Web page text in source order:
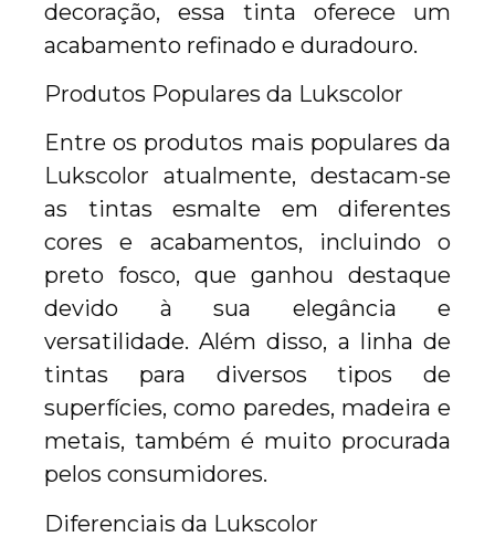
decoração, essa tinta oferece um
acabamento refinado e duradouro.
Produtos Populares da Lukscolor
Entre os produtos mais populares da
Lukscolor atualmente, destacam-se
as tintas esmalte em diferentes
cores e acabamentos, incluindo o
preto fosco, que ganhou destaque
devido à sua elegância e
versatilidade. Além disso, a linha de
tintas para diversos tipos de
superfícies, como paredes, madeira e
metais, também é muito procurada
pelos consumidores.
Diferenciais da Lukscolor